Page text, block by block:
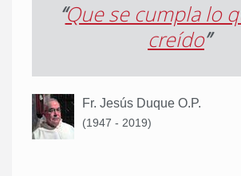
“Que se cumpla lo
creído”
Fr. Jesús Duque O.P.
(1947 - 2019)